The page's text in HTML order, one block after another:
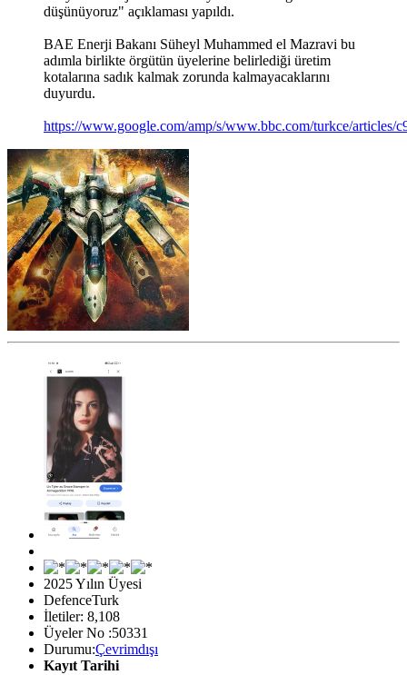
düşünüyoruz" açıklaması yapıldı.
BAE Enerji Bakanı Süheyl Muhammed el Mazravi bu
adımla birlikte örgütün üyelerine belirlediği üretim
kotalarına sadık kalmak zorunda kalmayacaklarını
duyurdu.
https://www.google.com/amp/s/www.bbc.com/turkce/articles/
2025 Yılın Üyesi
DefenceTurk
İletiler: 8,108
Üyeler No :50331
Durumu:Çevrimdışı
Kayıt Tarihi